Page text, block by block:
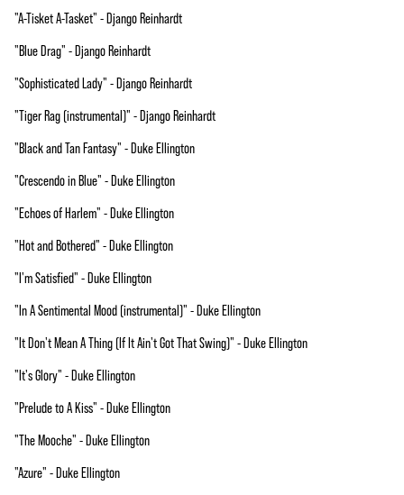
"A-Tisket A-Tasket" - Django Reinhardt
"Blue Drag" - Django Reinhardt
"Sophisticated Lady" - Django Reinhardt
"Tiger Rag (instrumental)" - Django Reinhardt
"Black and Tan Fantasy" - Duke Ellington
"Crescendo in Blue" - Duke Ellington
"Echoes of Harlem" - Duke Ellington
"Hot and Bothered" - Duke Ellington
"I'm Satisfied" - Duke Ellington
"In A Sentimental Mood (instrumental)" - Duke Ellington
"It Don't Mean A Thing (If It Ain't Got That Swing)" - Duke Ellington
"It's Glory" - Duke Ellington
"Prelude to A Kiss" - Duke Ellington
"The Mooche" - Duke Ellington
"Azure" - Duke Ellington